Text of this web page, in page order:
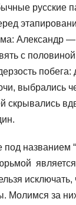
русские
Александр —
с
выбрались
скрывались
под названием
исключать,
Молимся за